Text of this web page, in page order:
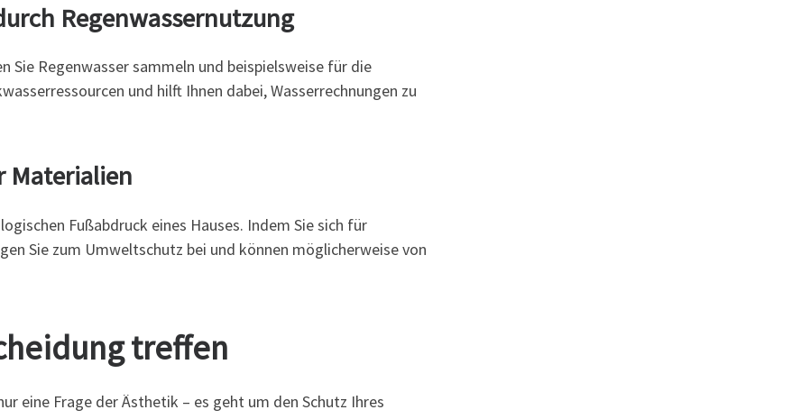
Regenwassernutzung
Sie Regenwasser sammeln und beispielsweise für die
und hilft Ihnen dabei, Wasserrechnungen zu
Materialien
Fußabdruck eines Hauses. Indem Sie sich für
Sie zum Umweltschutz bei und können möglicherweise von
treffen
eine Frage der Ästhetik – es geht um den Schutz Ihres